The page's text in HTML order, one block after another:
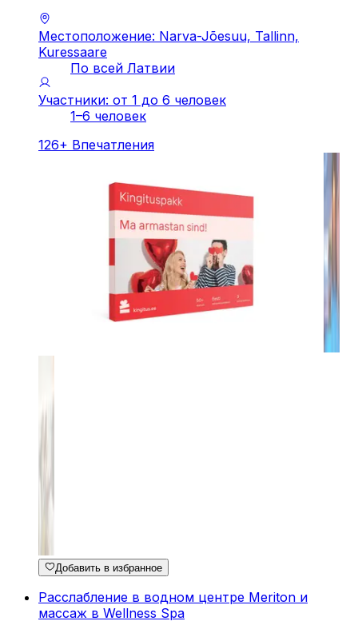
Местоположение: Narva-Jõesuu, Tallinn,
Kuressaare
По всей Латвии
Участники: от 1 до 6 человек
1–6 человек
126+ Впечатления
Добавить в избранное
Расслабление в водном центре Meriton и
массаж в Wellness Spa